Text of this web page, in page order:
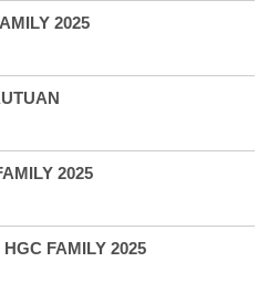
2025
2025
FAMILY 2025